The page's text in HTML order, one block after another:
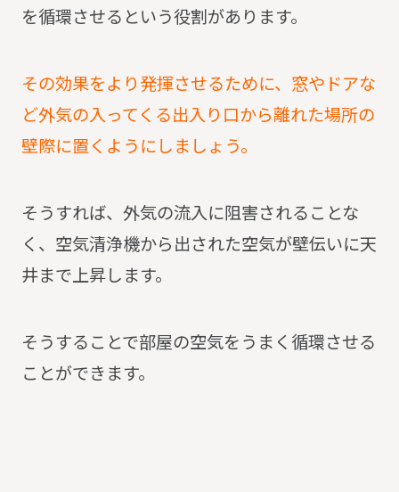
を循環させるという役割があります。
その効果をより発揮させるために、窓やドアな
ど外気の入ってくる出入り口から離れた場所の
壁際に置くようにしましょう。
そうすれば、外気の流入に阻害されることな
く、空気清浄機から出された空気が壁伝いに天
井まで上昇します。
そうすることで部屋の空気をうまく循環させる
ことができます。